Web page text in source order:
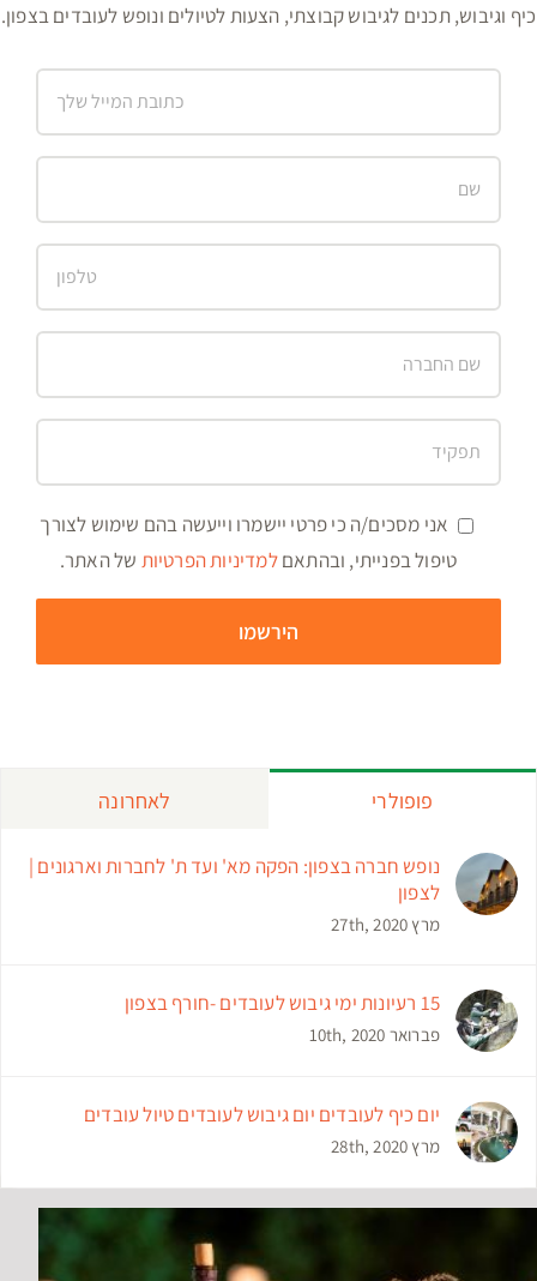
כיף וגיבוש, תכנים לגיבוש קבוצתי, הצעות לטיולים ונופש לעובדים בצפון.
אני מסכים/ה כי פרטי יישמרו וייעשה בהם שימוש לצורך
טיפול בפנייתי, ובהתאםלמדיניות הפרטיות של האתר.
פופולרי לאחרונה
נופש חברה בצפון: הפקה מא' ועד ת' לחברות וארגונים |
לצפון
מרץ 27th, 2020
15 רעיונות ימי גיבוש לעובדים -חורף בצפון
פברואר 10th, 2020
יום כיף לעובדים יום גיבוש לעובדים טיול עובדים
מרץ 28th, 2020